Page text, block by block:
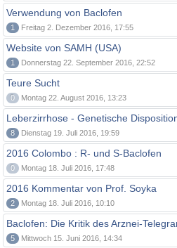
Verwendung von Baclofen
1 Freitag 2. Dezember 2016, 17:55
Website von SAMH (USA)
1 Donnerstag 22. September 2016, 22:52
Teure Sucht
0 Montag 22. August 2016, 13:23
Leberzirrhose - Genetische
8 Dienstag 19. Juli 2016, 19:59
2016 Colombo : R- und S-Baclofen
0 Montag 18. Juli 2016, 17:48
2016 Kommentar von Prof. Soyka
2 Montag 18. Juli 2016, 10:10
Baclofen: Die Kritik des Arznei-
5 Mittwoch 15. Juni 2016, 14:34